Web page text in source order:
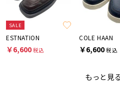
SALE
ESTNATION
￥6,600税込
COLE HAAN
￥6,600税込
もっと見る